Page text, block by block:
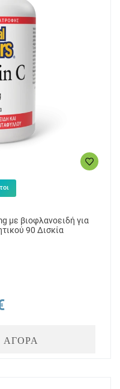
με βιοφλανοειδή για
90 Δισκία
ΑΓΟΡΑ